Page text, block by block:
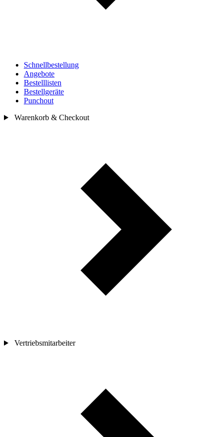
Schnellbestellung
Angebote
Bestelllisten
Bestellgeräte
Punchout
Warenkorb & Checkout
Vertriebsmitarbeiter